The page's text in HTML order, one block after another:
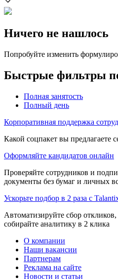
Ничего не нашлось
Попробуйте изменить
Быстрые фильтры
Полная занятость
Полный день
Корпоративная поддержка
Какой соцпакет вы предлагаете
Оформляйте кандидатов онлайн
Проверяйте сотрудников и
документы без бумаг и личных
Ускорьте подбор в 2 раза с
Автоматизируйте сбор
собирайте аналитику в 2 клика
О компании
Наши вакансии
Партнерам
Реклама на сайте
Новости и статьи